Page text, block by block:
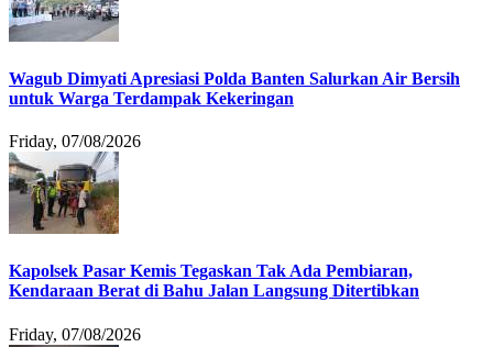
Wagub Dimyati Apresiasi Polda Banten Salurkan Air Bersih
untuk Warga Terdampak Kekeringan
Friday, 07/08/2026
Kapolsek Pasar Kemis Tegaskan Tak Ada Pembiaran,
Kendaraan Berat di Bahu Jalan Langsung Ditertibkan
Friday, 07/08/2026